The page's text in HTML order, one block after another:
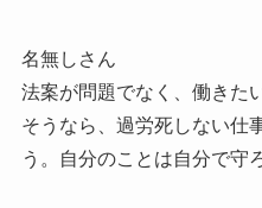
名無しさん
法案が問題でなく、働きた
そうなら、過労死しない仕
う。自分のことは自分で守